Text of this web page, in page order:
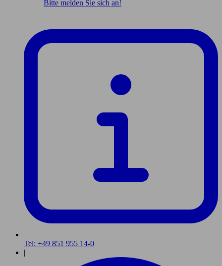
Bitte melden Sie sich an!
Tel: +49 851 955 14-0
|